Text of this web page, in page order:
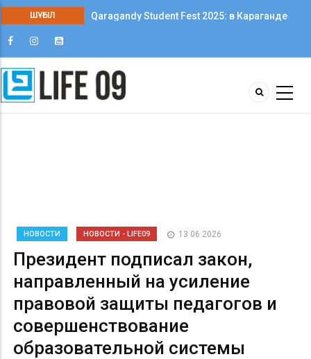
ШҰҒЫЛ
впервые прошёл фестиваль студенческого
НОВОСТИ НОВОСТИ - LIFE09 13 06 2026
Президент подписал закон,
направленный на усиление
правовой защиты педагогов и
совершенствование
образовательной системы